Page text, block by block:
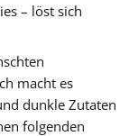
– löst sich
macht es
dunkle Zutaten
folgenden